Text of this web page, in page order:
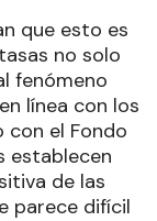
que esto es
no solo
fenómeno
línea con los
el Fondo
establecen
de las
parece difícil